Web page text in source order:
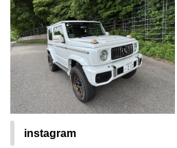
instagram